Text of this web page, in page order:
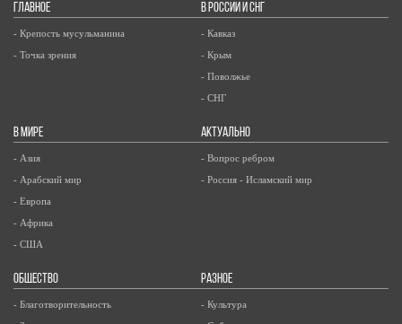
ГЛАВНОЕ
- Крепость мусульманина
- Точка зрения
В РОССИИ И СНГ
- Кавказ
- Крым
- Поволжье
- СНГ
В МИРЕ
- Азия
- Арабский мир
- Европа
- Африка
- США
АКТУАЛЬНО
- Вопрос ребром
- Россия - Исламский мир
ОБЩЕСТВО
- Благотворительность
РАЗНОЕ
- Культура